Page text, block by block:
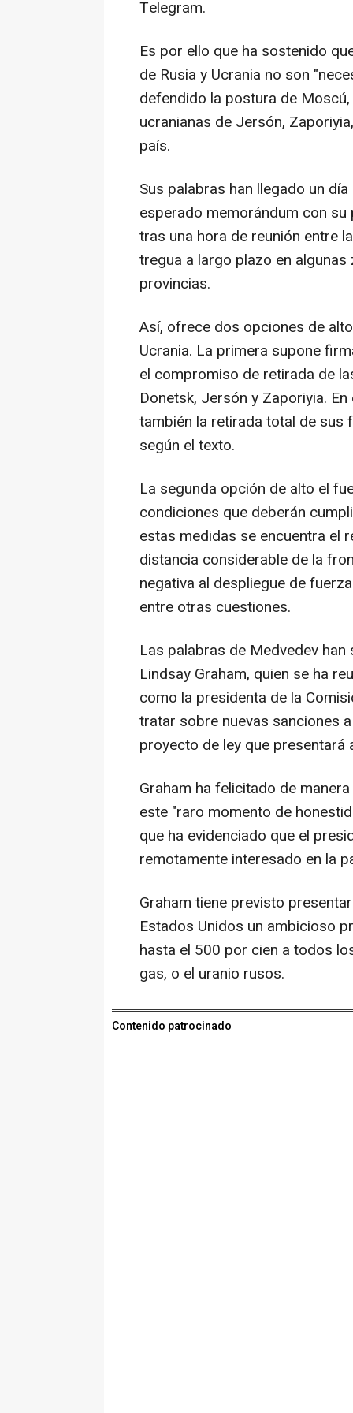
Telegram.
Es por ello que ha sostenido
de Rusia y Ucrania no son
defendido la postura de
ucranianas de Jersón,
país.
Sus palabras han llegado un
esperado memorándum con
tras una hora de reunión entre
tregua a largo plazo en
provincias.
Así, ofrece dos opciones de
Ucrania. La primera supone
el compromiso de retirada de
Donetsk, Jersón y Zaporiyia.
también la retirada total de sus
según el texto.
La segunda opción de alto el
condiciones que deberán
estas medidas se encuentra el
distancia considerable de la
negativa al despliegue de
entre otras cuestiones.
Las palabras de Medvedev
Lindsay Graham, quien se ha
como la presidenta de la
tratar sobre nuevas sanciones
proyecto de ley que presentará
Graham ha felicitado de
este "raro momento de
que ha evidenciado que el
remotamente interesado en la
Graham tiene previsto
Estados Unidos un ambicioso
hasta el 500 por cien a todos
gas, o el uranio rusos.
Contenido patrocinado